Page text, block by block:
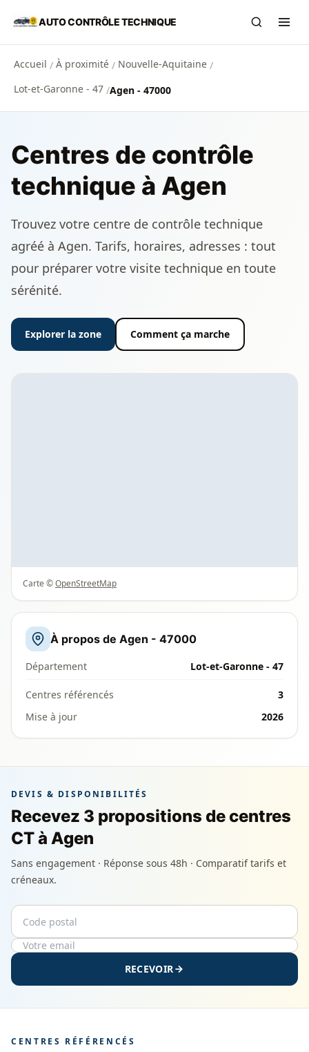
Aller au contenu principal
AUTO CONTRÔLE TECHNIQUE
Accueil / À proximité / Nouvelle-Aquitaine /
Lot-et-Garonne - 47 /Agen - 47000
Centres de contrôle
technique à Agen
Trouvez votre centre de contrôle technique
agréé à Agen. Tarifs, horaires, adresses : tout
pour préparer votre visite technique en toute
sérénité.
Explorer la zone Comment ça marche
Carte ©OpenStreetMap
À propos de Agen - 47000
Département Lot-et-Garonne - 47
Centres référencés
3
Mise à jour
2026
DEVIS & DISPONIBILITÉS
Recevez 3 propositions de centres
CT à Agen
Sans engagement · Réponse sous 48h · Comparatif tarifs et
créneaux.
Code postal
Email
RECEVOIR
CENTRES RÉFÉRENCÉS